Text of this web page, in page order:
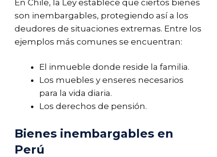
En Chile, la Ley establece que ciertos bienes
son inembargables, protegiendo así a los
deudores de situaciones extremas. Entre los
ejemplos más comunes se encuentran:
El inmueble donde reside la familia.
Los muebles y enseres necesarios
para la vida diaria.
Los derechos de pensión.
Bienes inembargables en
Perú